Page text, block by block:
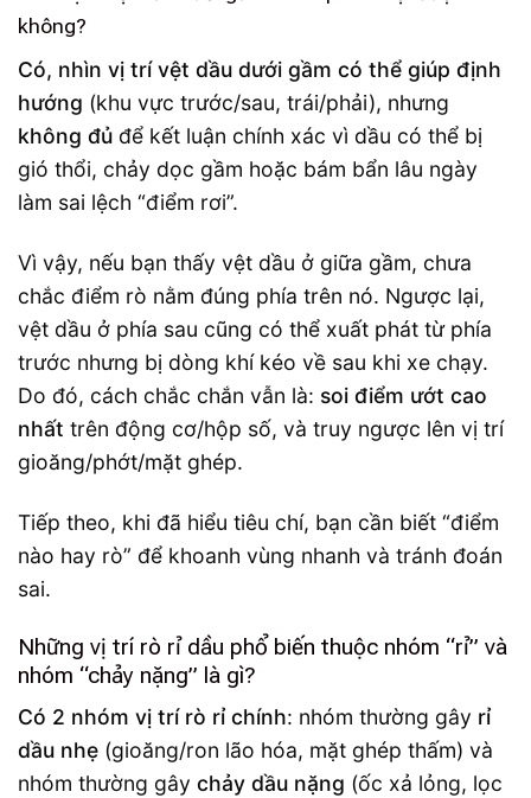
không?
Có, nhìn vị trí vệt dầu dưới gầm có thể giúp định
hướng (khu vực trước/sau, trái/phải), nhưng
không đủ để kết luận chính xác vì dầu có thể bị
gió thổi, chảy dọc gầm hoặc bám bẩn lâu ngày
làm sai lệch “điểm rơi”.
Vì vậy, nếu bạn thấy vệt dầu ở giữa gầm, chưa
chắc điểm rò nằm đúng phía trên nó. Ngược lại,
vệt dầu ở phía sau cũng có thể xuất phát từ phía
trước nhưng bị dòng khí kéo về sau khi xe chạy.
Do đó, cách chắc chắn vẫn là: soi điểm ướt cao
nhất trên động cơ/hộp số, và truy ngược lên vị trí
gioăng/phớt/mặt ghép.
Tiếp theo, khi đã hiểu tiêu chí, bạn cần biết “điểm
nào hay rò” để khoanh vùng nhanh và tránh đoán
sai.
Những vị trí rò rỉ dầu phổ biến thuộc nhóm “rỉ” và
nhóm “chảy nặng” là gì?
Có 2 nhóm vị trí rò rỉ chính: nhóm thường gây rỉ
dầu nhẹ (gioăng/ron lão hóa, mặt ghép thấm) và
nhóm thường gây chảy dầu nặng (ốc xả lỏng, lọc